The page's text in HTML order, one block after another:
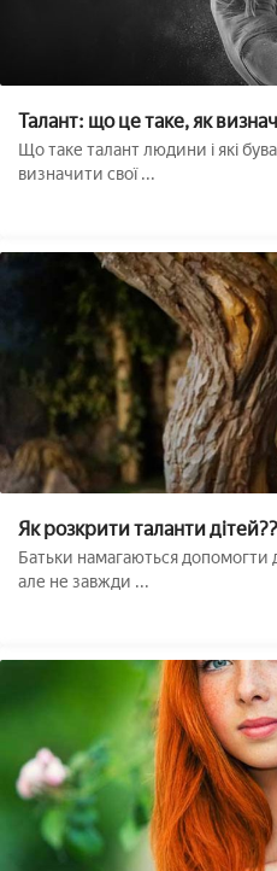
Талант: що це таке, як
Що таке талант людини і які
визначити свої ...
Як розкрити таланти дітей??
Батьки намагаються допомогти
але не завжди ...